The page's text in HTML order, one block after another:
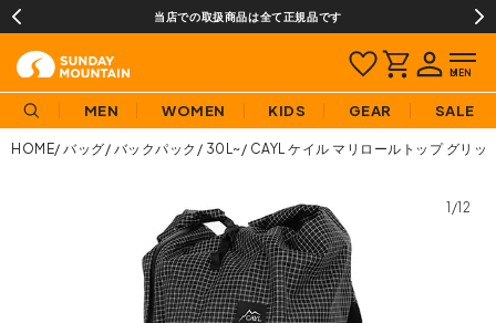
当店での取扱商品は全て正規品です
MEN WOMEN KIDS GEAR SALE
HOME バッグ バックパック 30L~ CAYL ケイル マリロールトップ グリッ
1/12